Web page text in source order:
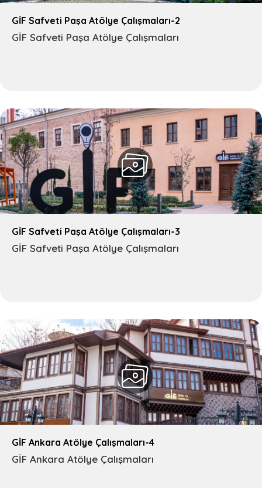
GİF Safveti Paşa Atölye Çalışmaları-2
GİF Safveti Paşa Atölye Çalışmaları
GİF Safveti Paşa Atölye Çalışmaları-3
GİF Safveti Paşa Atölye Çalışmaları
GİF Ankara Atölye Çalışmaları-4
GİF Ankara Atölye Çalışmaları